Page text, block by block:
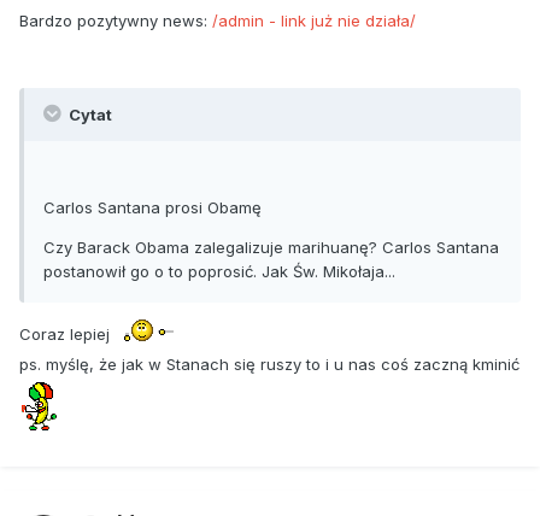
Bardzo pozytywny news: /admin - link już nie działa/
Cytat
Carlos Santana prosi Obamę
Czy Barack Obama zalegalizuje marihuanę? Carlos Santana
postanowił go o to poprosić. Jak Św. Mikołaja...
Coraz lepiej
ps. myślę, że jak w Stanach się ruszy to i u nas coś zaczną kminić